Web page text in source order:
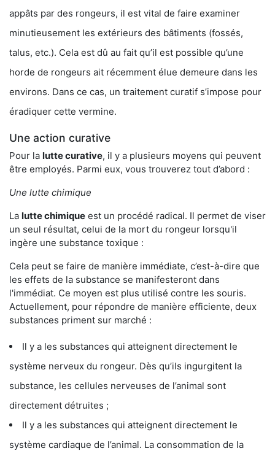
appâts par des rongeurs, il est vital de faire examiner
minutieusement les extérieurs des bâtiments (fossés,
talus, etc.). Cela est dû au fait qu’il est possible qu’une
horde de rongeurs ait récemment élue demeure dans les
environs. Dans ce cas, un traitement curatif s’impose pour
éradiquer cette vermine.
Une action curative
Pour la lutte curative, il y a plusieurs moyens qui peuvent
être employés. Parmi eux, vous trouverez tout d’abord :
Une lutte chimique
La lutte chimique est un procédé radical. Il permet de viser
un seul résultat, celui de la mort du rongeur lorsqu'il
ingère une substance toxique :
Cela peut se faire de manière immédiate, c’est-à-dire que
les effets de la substance se manifesteront dans
l'immédiat. Ce moyen est plus utilisé contre les souris.
Actuellement, pour répondre de manière efficiente, deux
substances priment sur marché :
Il y a les substances qui atteignent directement le
système nerveux du rongeur. Dès qu’ils ingurgitent la
substance, les cellules nerveuses de l’animal sont
directement détruites ;
Il y a les substances qui atteignent directement le
système cardiaque de l’animal. La consommation de la